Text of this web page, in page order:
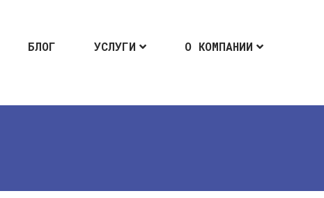
БЛОГ УСЛУГИ О КОМПАНИИ